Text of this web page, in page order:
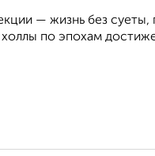
— жизнь без
по эпохам